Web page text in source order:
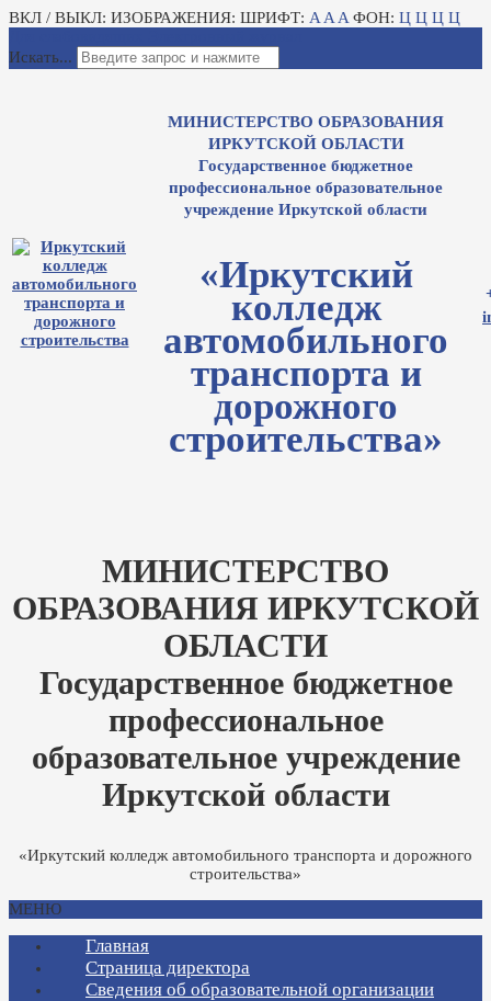
ВКЛ / ВЫКЛ: ИЗОБРАЖЕНИЯ: ШРИФТ: A A A ФОН: Ц Ц Ц Ц
Искать...
МИНИСТЕРСТВО ОБРАЗОВАНИЯ
ИРКУТСКОЙ ОБЛАСТИ
Государственное бюджетное
профессиональное образовательное
учреждение Иркутской области
«Иркутский
колледж
автомобильного
транспорта и
дорожного
строительства»
МИНИСТЕРСТВО
ОБРАЗОВАНИЯ ИРКУТСКОЙ
ОБЛАСТИ
Государственное бюджетное
профессиональное
образовательное учреждение
Иркутской области
«Иркутский колледж автомобильного транспорта и дорожного
строительства»
МЕНЮ
Главная
Страница директора
Сведения об образовательной организации